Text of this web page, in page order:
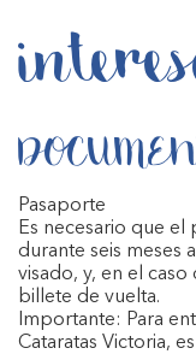
Pasaporte
Es necesario que el
durante seis meses
visado, y, en el
billete de vuelta.
Importante: Para
Cataratas Victoria,